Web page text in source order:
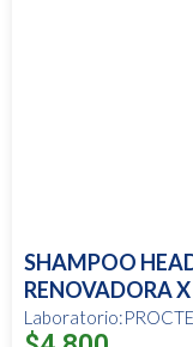
SHAMPOO
RENOVADORA